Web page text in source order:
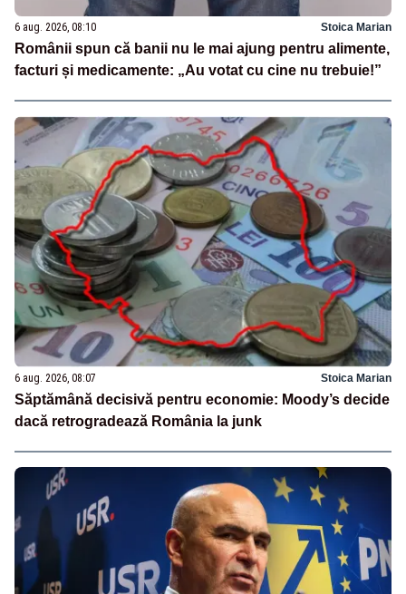
6 aug. 2026, 08:10 Stoica Marian
Românii spun că banii nu le mai ajung pentru alimente,
facturi și medicamente: „Au votat cu cine nu trebuie!”
6 aug. 2026, 08:07 Stoica Marian
Săptămână decisivă pentru economie: Moody’s decide
dacă retrogradează România la junk